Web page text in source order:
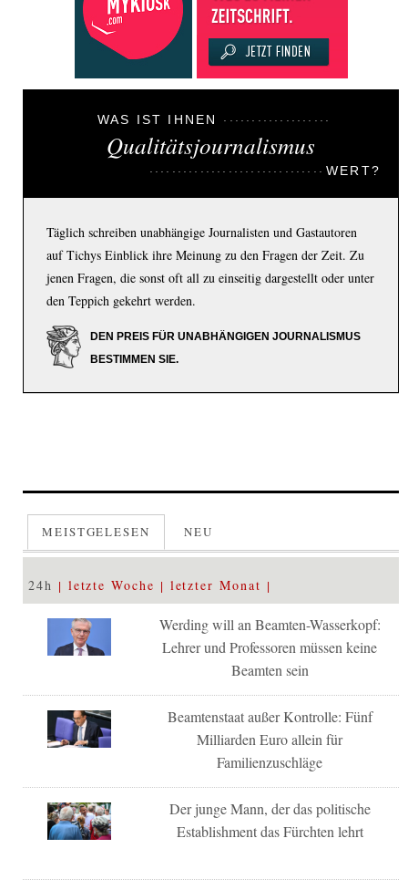
WAS IST IHNEN
Qualitätsjournalismus
WERT?
Täglich schreiben unabhängige Journalisten und Gastautoren
auf Tichys Einblick ihre Meinung zu den Fragen der Zeit. Zu
jenen Fragen, die sonst oft all zu einseitig dargestellt oder unter
den Teppich gekehrt werden.
DEN PREIS FÜR UNABHÄNGIGEN JOURNALISMUS
BESTIMMEN SIE.
MEISTGELESEN NEU
24h letzte Woche letzter Monat
Werding will an Beamten-Wasserkopf:
Lehrer und Professoren müssen keine
Beamten sein
Beamtenstaat außer Kontrolle: Fünf
Milliarden Euro allein für
Familienzuschläge
Der junge Mann, der das politische
Establishment das Fürchten lehrt